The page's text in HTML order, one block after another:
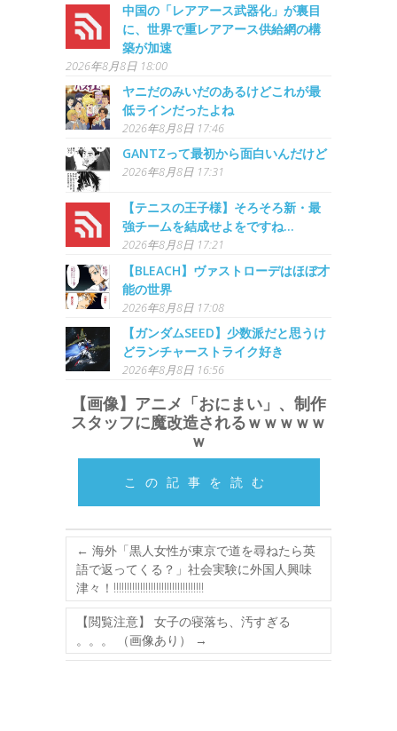
中国の「レアアース武器化」が裏目
に、世界で重レアアース供給網の構
築が加速
2026年8月8日 18:00
ヤニだのみいだのあるけどこれが最
低ラインだったよね
2026年8月8日 17:46
GANTZって最初から面白いんだけど
2026年8月8日 17:31
【テニスの王子様】そろそろ新・最
強チームを結成せよをですね…
2026年8月8日 17:21
【BLEACH】ヴァストローデはほぼ才
能の世界
2026年8月8日 17:08
【ガンダムSEED】少数派だと思うけ
どランチャーストライク好き
2026年8月8日 16:56
【画像】アニメ「おにまい」、制作
スタッフに魔改造されるｗｗｗｗｗ
ｗ
この記事を読む
← 海外「黒人女性が東京で道を尋ねたら英
語で返ってくる？」社会実験に外国人興味
津々！!!!!!!!!!!!!!!!!!!!!!!!!!!!!!!!!!!
【閲覧注意】 女子の寝落ち、汚すぎる
。。。 （画像あり）
→